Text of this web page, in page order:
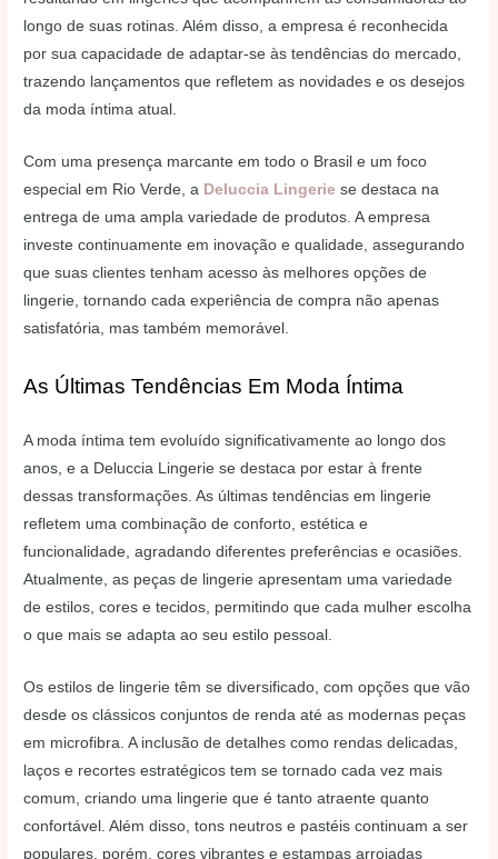
longo de suas rotinas. Além disso, a empresa é reconhecida
por sua capacidade de adaptar-se às tendências do mercado,
trazendo lançamentos que refletem as novidades e os desejos
da moda íntima atual.
Com uma presença marcante em todo o Brasil e um foco
especial em Rio Verde, a Deluccia Lingerie se destaca na
entrega de uma ampla variedade de produtos. A empresa
investe continuamente em inovação e qualidade, assegurando
que suas clientes tenham acesso às melhores opções de
lingerie, tornando cada experiência de compra não apenas
satisfatória, mas também memorável.
As Últimas Tendências Em Moda Íntima
A moda íntima tem evoluído significativamente ao longo dos
anos, e a Deluccia Lingerie se destaca por estar à frente
dessas transformações. As últimas tendências em lingerie
refletem uma combinação de conforto, estética e
funcionalidade, agradando diferentes preferências e ocasiões.
Atualmente, as peças de lingerie apresentam uma variedade
de estilos, cores e tecidos, permitindo que cada mulher escolha
o que mais se adapta ao seu estilo pessoal.
Os estilos de lingerie têm se diversificado, com opções que vão
desde os clássicos conjuntos de renda até as modernas peças
em microfibra. A inclusão de detalhes como rendas delicadas,
laços e recortes estratégicos tem se tornado cada vez mais
comum, criando uma lingerie que é tanto atraente quanto
confortável. Além disso, tons neutros e pastéis continuam a ser
populares, porém, cores vibrantes e estampas arrojadas